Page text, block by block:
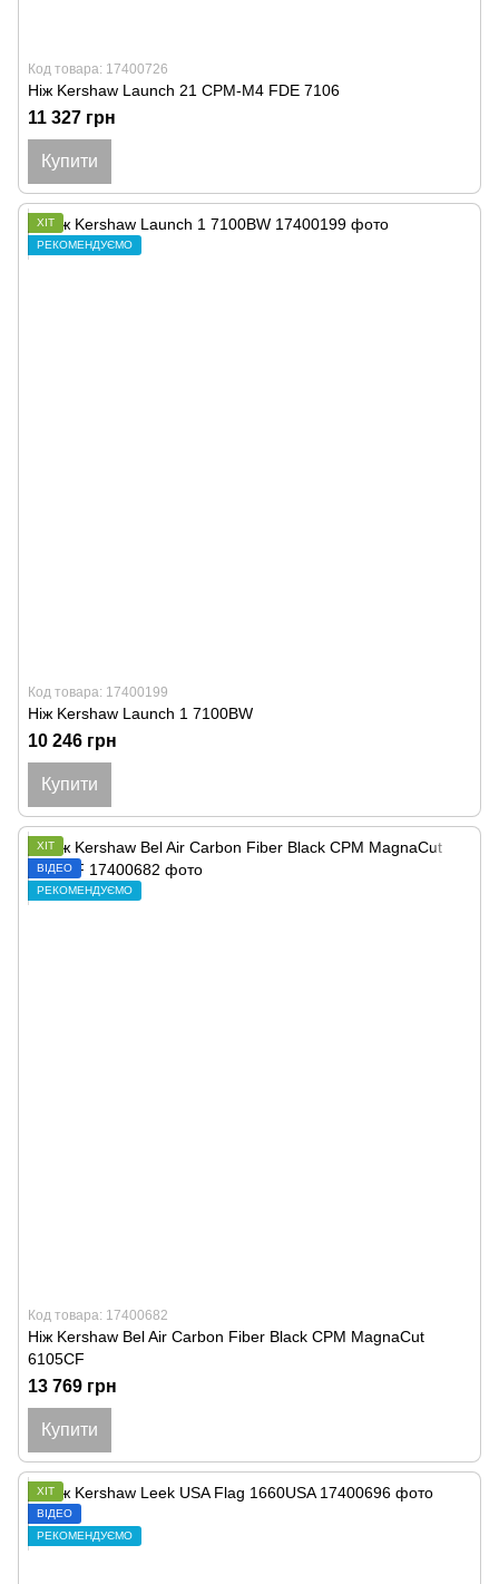
Код товара: 17400726
Ніж Kershaw Launch 21 CPM-M4 FDE 7106
11 327 грн
Купити
ХІТ
РЕКОМЕНДУЄМО
Код товара: 17400199
Ніж Kershaw Launch 1 7100BW
10 246 грн
Купити
ХІТ
ВІДЕО
РЕКОМЕНДУЄМО
Код товара: 17400682
Ніж Kershaw Bel Air Carbon Fiber Black CPM MagnaCut
6105CF
13 769 грн
Купити
ХІТ
ВІДЕО
РЕКОМЕНДУЄМО